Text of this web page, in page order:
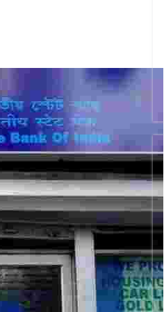
Vilas Bank Moratorium于11月27日被